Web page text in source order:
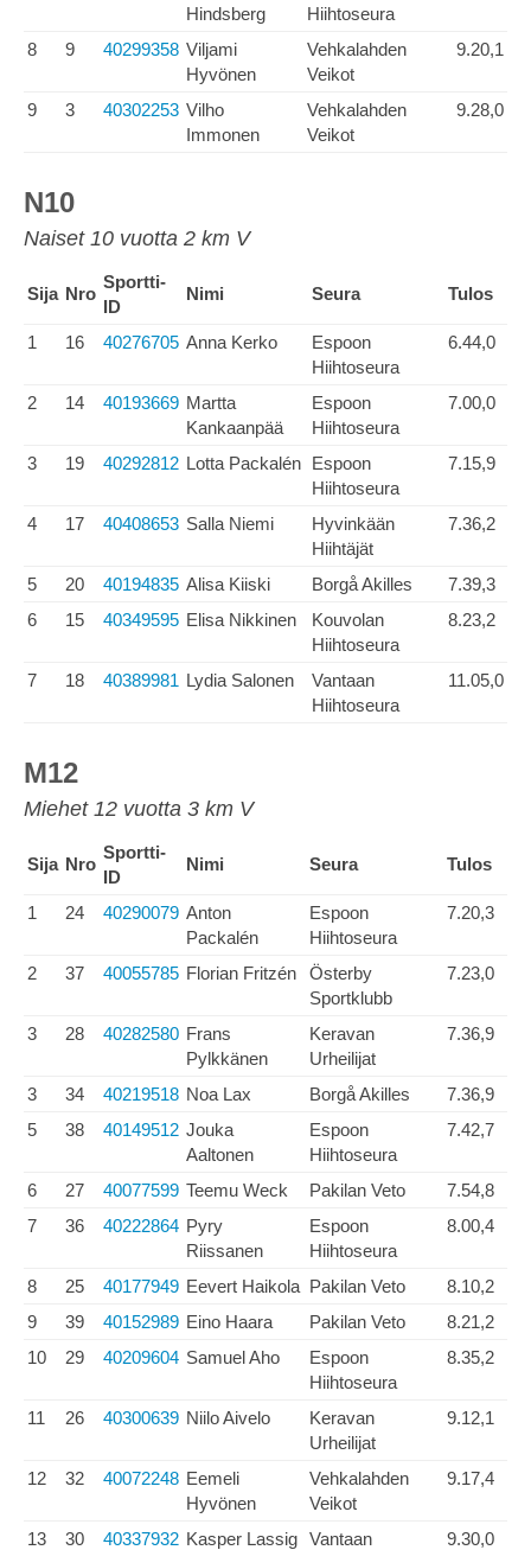
Hindsberg
Hiihtoseura
8 9 40299358 Viljami
Hyvönen
Vehkalahden
Veikot
9.20,1
9 3 40302253 Vilho
Immonen
Vehkalahden
Veikot
9.28,0
N10
Naiset 10 vuotta 2 km V
Sija Nro
Sportti-
ID
Nimi Seura Tulos
1 16 40276705 Anna Kerko
Espoon
Hiihtoseura
6.44,0
2 14 40193669 Martta
Kankaanpää
Espoon
Hiihtoseura
7.00,0
3 19 40292812 Lotta Packalén Espoon
Hiihtoseura
7.15,9
4 17 40408653 Salla Niemi
Hyvinkään
Hiihtäjät
7.36,2
5 20 40194835 Alisa Kiiski Borgå Akilles
7.39,3
6
15 40349595 Elisa Nikkinen
Kouvolan
Hiihtoseura
8.23,2
7 18 40389981 Lydia Salonen
Vantaan
Hiihtoseura
11.05,0
M12
Miehet 12 vuotta 3 km V
Sija Nro
Sportti-
ID
Nimi Seura Tulos
1 24 40290079 Anton
Packalén
Espoon
Hiihtoseura
7.20,3
2 37 40055785 Florian Fritzén
Österby
Sportklubb
7.23,0
3 28 40282580 Frans
Pylkkänen
Keravan
Urheilijat
7.36,9
3 34 40219518 Noa Lax Borgå Akilles
7.36,9
5
38 40149512 Jouka
Aaltonen
Espoon
Hiihtoseura
7.42,7
6 27 40077599 Teemu Weck Pakilan Veto
7.54,8
7
36 40222864 Pyry
Riissanen
Espoon
Hiihtoseura
8.00,4
8 25 40177949 Eevert Haikola Pakilan Veto
8.10,2
9
39 40152989 Eino Haara Pakilan Veto
8.21,2
10
29 40209604 Samuel Aho
Espoon
Hiihtoseura
8.35,2
11 26 40300639 Niilo Aivelo
Keravan
Urheilijat
9.12,1
12 32 40072248 Eemeli
Hyvönen
Vehkalahden
Veikot
9.17,4
13 30 40337932 Kasper Lassig Vantaan
9.30,0